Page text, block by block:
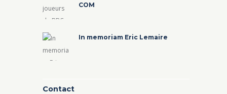
COM
In memoriam Eric Lemaire
Contact